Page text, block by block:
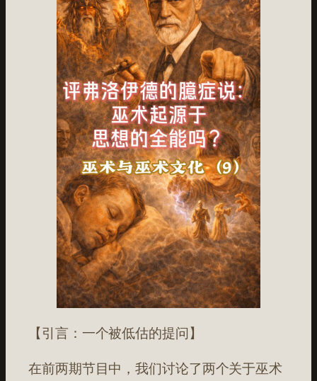
【引言：一个被低估的提问】
在前两期节目中，我们讨论了两个关于巫术